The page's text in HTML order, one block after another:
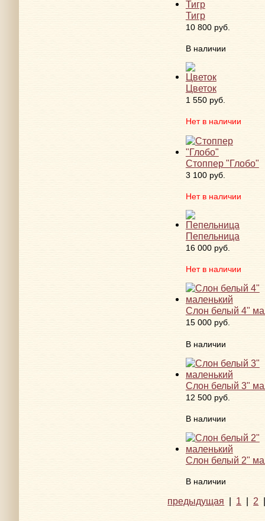
Тигр
10 800 руб.
В наличии
Цветок
1 550 руб.
Нет в наличии
Стоппер "Глобо"
3 100 руб.
Нет в наличии
Пепельница
16 000 руб.
Нет в наличии
Слон белый 4"
15 000 руб.
В наличии
Слон белый 3"
12 500 руб.
В наличии
Слон белый 2"
В наличии
предыдущая | 1 | 2